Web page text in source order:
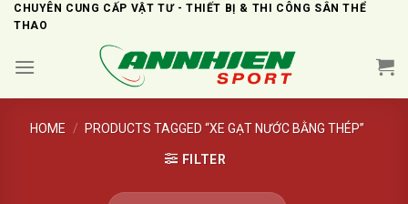
SkipCHUYÊN CUNG CẤP VẬT TƯ - THIẾT BỊ & THI CÔNG SÂN THỂ
THAO
HOME / PRODUCTS TAGGED “XE GẠT NƯỚC BẰNG THÉP”
FILTER